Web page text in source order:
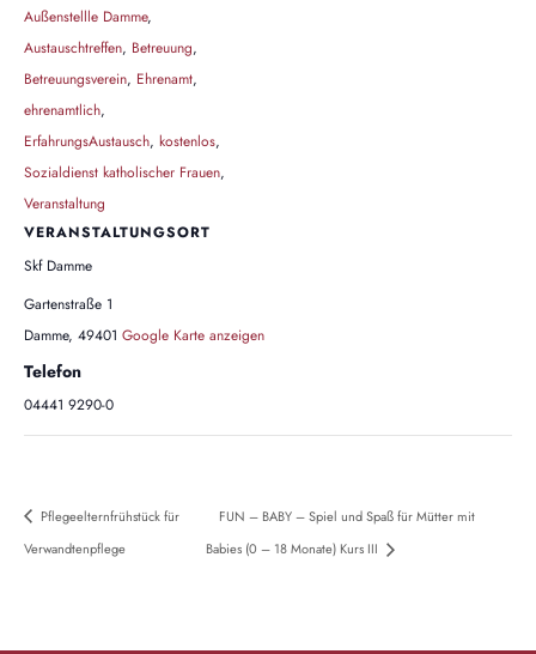
Außenstellle Damme,
Austauschtreffen, Betreuung,
Betreuungsverein, Ehrenamt,
ehrenamtlich,
ErfahrungsAustausch, kostenlos,
Sozialdienst katholischer Frauen,
Veranstaltung
VERANSTALTUNGSORT
Skf Damme
Gartenstraße 1
Damme, 49401 Google Karte anzeigen
Telefon
04441 9290-0
Pflegeelternfrühstück für
Verwandtenpflege
FUN – BABY – Spiel und Spaß für Mütter mit
Babies (0 – 18 Monate) Kurs III